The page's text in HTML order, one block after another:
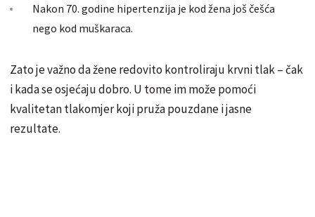
Nakon 70. godine hipertenzija je kod žena još češća
nego kod muškaraca.
Zato je važno da žene redovito kontroliraju krvni tlak – čak
i kada se osjećaju dobro. U tome im može pomoći
kvalitetan tlakomjer koji pruža pouzdane i jasne
rezultate.